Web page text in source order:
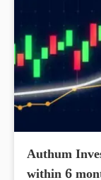
Authum
within 6